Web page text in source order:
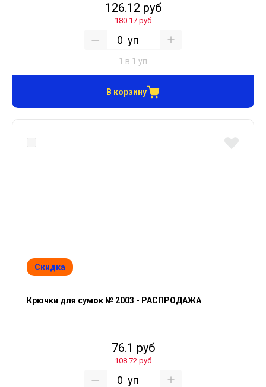
126.12 руб
180.17 руб
уп
1 в 1 уп
В корзину
Скидка
Крючки для сумок № 2003 - РАСПРОДАЖА
76.1 руб
108.72 руб
уп